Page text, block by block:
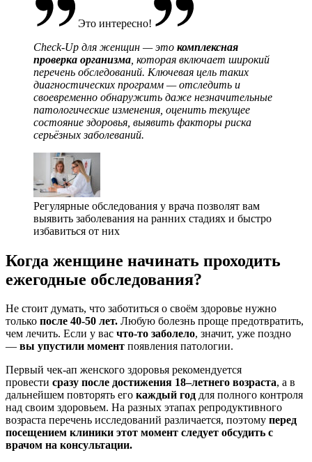
Это интересно!
Check-Up для женщин — это комплексная
проверка организма , которая включает широкий
перечень обследований. Ключевая цель таких
диагностических программ — отследить и
своевременно обнаружить даже незначительные
патологические изменения, оценить текущее
состояние здоровья, выявить факторы риска
серьёзных заболеваний.
Регулярные обследования у врача позволят вам
выявить заболевания на ранних стадиях и быстро
избавиться от них
Когда женщине начинать проходить
ежегодные обследования?
Не стоит думать, что заботиться о своём здоровье нужно
только после 40-50 лет. Любую болезнь проще предотвратить,
чем лечить. Если у вас что-то заболело, значит, уже поздно
— вы упустили момент появления патологии.
Первый чек-ап женского здоровья рекомендуется
провести сразу после достижения 18–летнего возраста, а в
дальнейшем повторять его каждый год для полного контроля
над своим здоровьем. На разных этапах репродуктивного
возраста перечень исследований различается, поэтому перед
посещением клиники этот момент следует обсудить с
врачом на консультации.